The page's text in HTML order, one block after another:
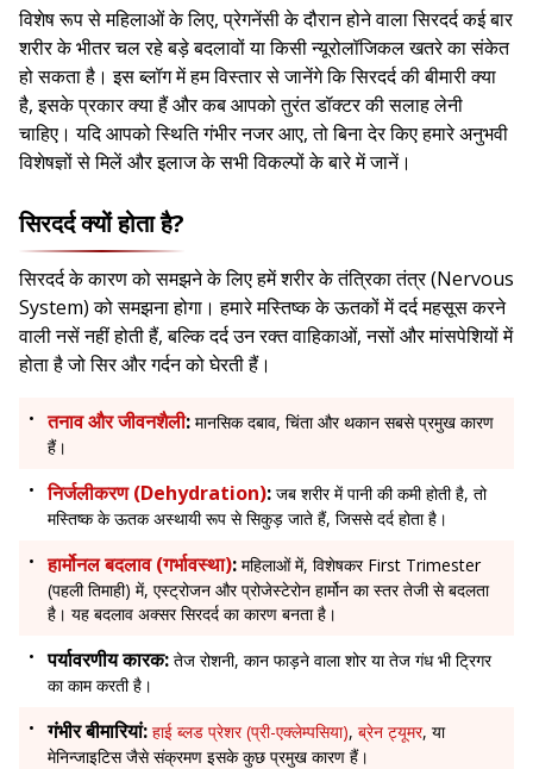
विशेष रूप से महिलाओं के लिए, प्रेगनेंसी के दौरान होने वाला सिरदर्द कई बार
शरीर के भीतर चल रहे बड़े बदलावों या किसी न्यूरोलॉजिकल खतरे का संकेत
हो सकता है। इस ब्लॉग में हम विस्तार से जानेंगे कि सिरदर्द की बीमारी क्या
है, इसके प्रकार क्या हैं और कब आपको तुरंत डॉक्टर की सलाह लेनी
चाहिए। यदि आपको स्थिति गंभीर नजर आए, तो बिना देर किए हमारे अनुभवी
विशेषज्ञों से मिलें और इलाज के सभी विकल्पों के बारे में जानें।
सिरदर्द क्यों होता है?
सिरदर्द के कारण को समझने के लिए हमें शरीर के तंत्रिका तंत्र (Nervous
System) को समझना होगा। हमारे मस्तिष्क के ऊतकों में दर्द महसूस करने
वाली नसें नहीं होती हैं, बल्कि दर्द उन रक्त वाहिकाओं, नसों और मांसपेशियों में
होता है जो सिर और गर्दन को घेरती हैं।
तनाव और जीवनशैली: मानसिक दबाव, चिंता और थकान सबसे प्रमुख कारण
हैं।
निर्जलीकरण (Dehydration): जब शरीर में पानी की कमी होती है, तो
मस्तिष्क के ऊतक अस्थायी रूप से सिकुड़ जाते हैं, जिससे दर्द होता है।
हार्मोनल बदलाव (गर्भावस्था): महिलाओं में, विशेषकर First Trimester
(पहली तिमाही) में, एस्ट्रोजन और प्रोजेस्टेरोन हार्मोन का स्तर तेजी से बदलता
है। यह बदलाव अक्सर सिरदर्द का कारण बनता है।
पर्यावरणीय कारक: तेज रोशनी, कान फाड़ने वाला शोर या तेज गंध भी ट्रिगर
का काम करती है।
गंभीर बीमारियां: हाई ब्लड प्रेशर (प्री-एक्लेम्पसिया), ब्रेन ट्यूमर, या
मेनिन्जाइटिस जैसे संक्रमण इसके कुछ प्रमुख कारण हैं।